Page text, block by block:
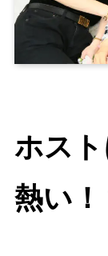
ホス
熱い！